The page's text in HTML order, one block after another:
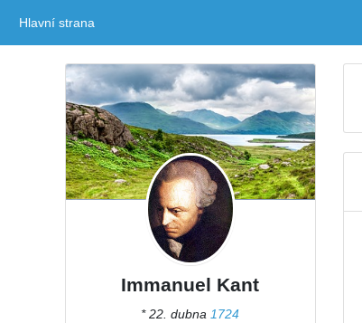
Hlavní strana
Immanuel Kant
* 22. dubna 1724